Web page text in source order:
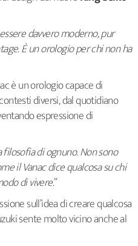
davvero moderno, pur
È un orologio per chi non ha
è un orologio capace di
diversi, dal quotidiano
espressione di
di ognuno. Non sono
il Vanac dice qualcosa su chi
di vivere.”
sull’idea di creare qualcosa
sente molto vicino anche al